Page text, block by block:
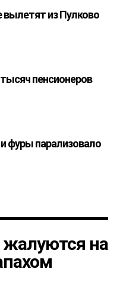
вылетят из Пулково
пенсионеров
фуры парализовало
на